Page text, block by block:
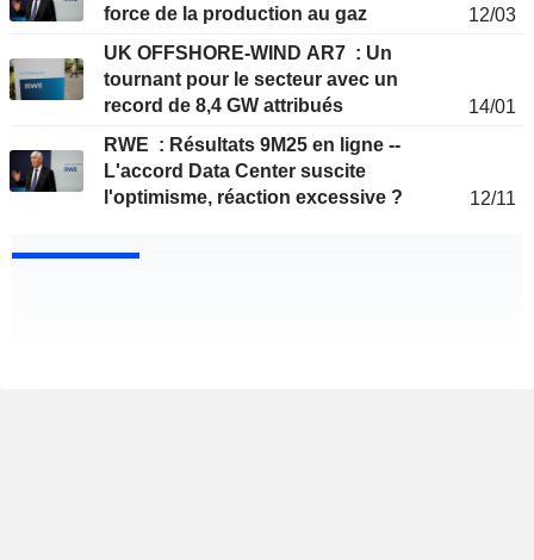
force de la production au gaz
12/03
UK OFFSHORE-WIND AR7 : Un
tournant pour le secteur avec un
record de 8,4 GW attribués
14/01
RWE : Résultats 9M25 en ligne --
L'accord Data Center suscite
l'optimisme, réaction excessive ?
12/11